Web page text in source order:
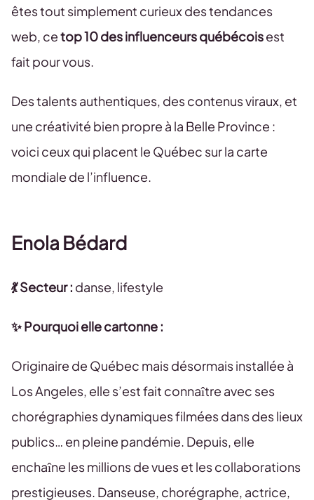
êtes tout simplement curieux des tendances
web, cetop 10 des influenceurs québécoisest
fait pour vous.
Des talents authentiques, des contenus viraux, et
une créativité bien propre à la Belle Province :
voici ceux qui placent le Québec sur la carte
mondiale de l’influence.
Enola Bédard
💃 Secteur : danse, lifestyle
✨ Pourquoi elle cartonne :
Originaire de Québec mais désormais installée à
Los Angeles, elle s’est fait connaître avec ses
chorégraphies dynamiques filmées dans des lieux
publics… en pleine pandémie. Depuis, elle
enchaîne les millions de vues et les collaborations
prestigieuses. Danseuse, chorégraphe, actrice,